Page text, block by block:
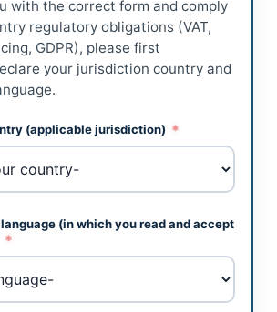
with the correct form and comply
regulatory obligations (VAT,
GDPR), please first
your jurisdiction country and
(applicable jurisdiction) *
(in which you read and accept
*